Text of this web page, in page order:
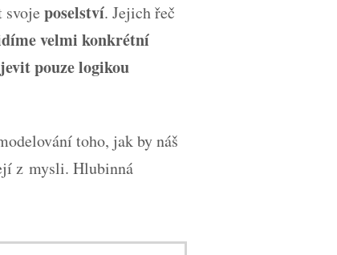
poselství. Jejich řeč
velmi konkrétní
pouze logikou
toho, jak by náš
z mysli. Hlubinná